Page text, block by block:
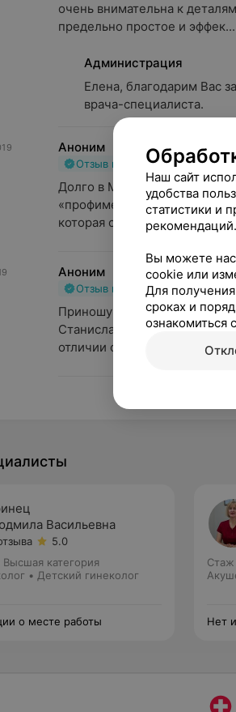
очень внимательна к
предельно простое и эффек...
Администрация
Елена, благодарим Вас
врача-специалиста.
Аноним
Отзыв подтвержден
Долго в Минске искала
«профимеде» попала к
которая с вниманием и о...
Аноним
Отзыв подтвержден
Приношу свою
Станиславовне! Врач от
отличии от остальных.
Показать ещё
Васильевна
5.0
Высшая категория
• Детский гинеколог
о месте работы
Стаж
Нет
Наш сайт
удобства
статистики и
рекомендаций.
Вы можете
cookie или
Для
сроках и
ознакомиться